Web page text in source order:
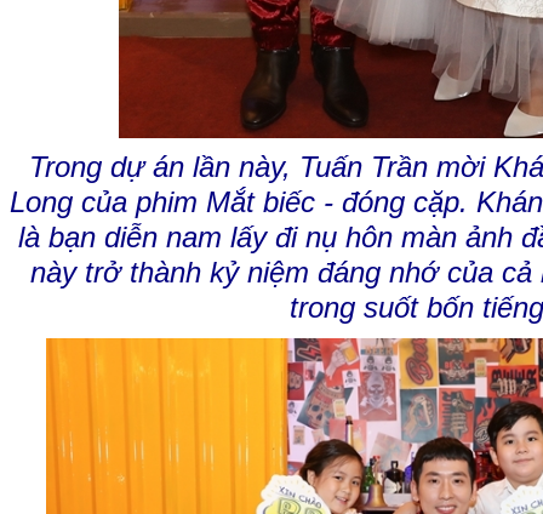
Trong dự án lần này, Tuấn Trần mời
Long của phim Mắt biếc - đóng cặp.
là bạn diễn nam lấy đi nụ hôn màn ảnh
này trở thành kỷ niệm đáng nhớ của
trong suốt bốn